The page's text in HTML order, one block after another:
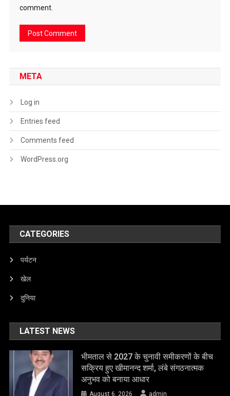
comment.
META
Log in
Entries feed
Comments feed
WordPress.org
CATEGORIES
पर्यटन
खेल
दुनिया
LATEST NEWS
भीमताल से 2027 के चुनावी समीकरणों के बीच
सक्रिय हुए खीमानन्द शर्मा, लंबे संगठनात्मक
अनुभव को बनाया आधार
August 6, 2026 admin